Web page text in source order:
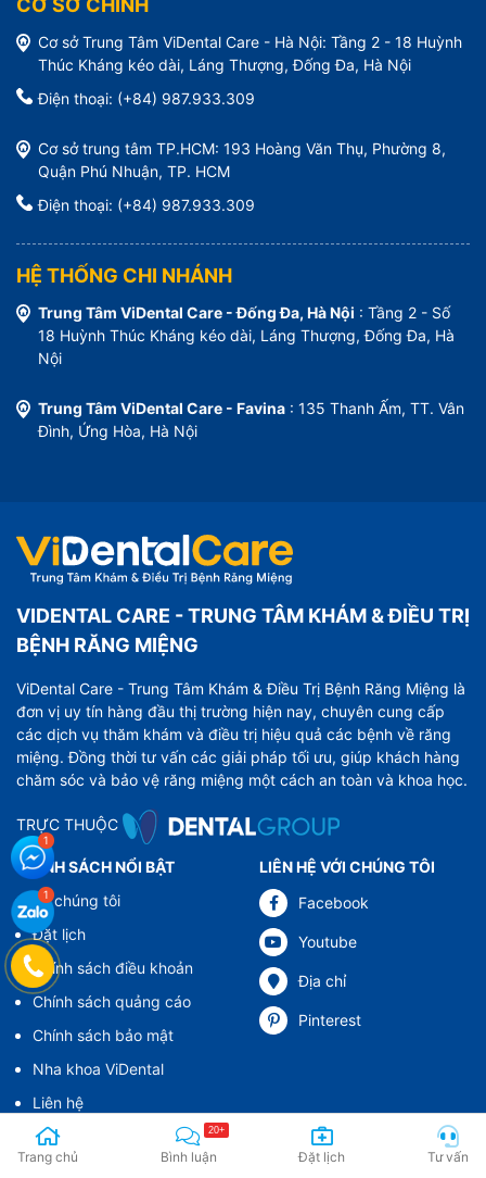
Cơ sở Trung Tâm ViDental Care - Hà Nội: Tầng 2 - 18 Huỳnh
Thúc Kháng kéo dài, Láng Thượng, Đống Đa, Hà Nội
Điện thoại: (+84) 987.933.309
Cơ sở trung tâm TP.HCM: 193 Hoàng Văn Thụ, Phường 8,
Quận Phú Nhuận, TP. HCM
Điện thoại: (+84) 987.933.309
HỆ THỐNG CHI NHÁNH
Trung Tâm ViDental Care - Đống Đa, Hà Nội : Tầng 2 - Số
18 Huỳnh Thúc Kháng kéo dài, Láng Thượng, Đống Đa, Hà
Nội
Trung Tâm ViDental Care - Favina : 135 Thanh Ấm, TT. Vân
Đình, Ứng Hòa, Hà Nội
VIDENTAL CARE - TRUNG TÂM KHÁM & ĐIỀU TRỊ
BỆNH RĂNG MIỆNG
ViDental Care - Trung Tâm Khám & Điều Trị Bệnh Răng Miệng là
đơn vị uy tín hàng đầu thị trường hiện nay, chuyên cung cấp
các dịch vụ thăm khám và điều trị hiệu quả các bệnh về răng
miệng. Đồng thời tư vấn các giải pháp tối ưu, giúp khách hàng
chăm sóc và bảo vệ răng miệng một cách an toàn và khoa học.
TRỰC THUỘC
CHÍNH SÁCH NỔI BẬT
Về chúng tôi
Đặt lịch
Chính sách điều khoản
Chính sách quảng cáo
Chính sách bảo mật
Nha khoa ViDental
Liên hệ
LIÊN HỆ VỚI CHÚNG TÔI
Facebook
Youtube
Địa chỉ
Pinterest
0987 933 309
Trang chủ Bình luận
20+
Đặt lịch Tư vấn